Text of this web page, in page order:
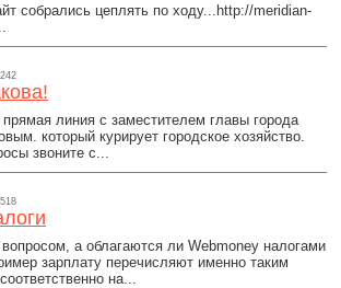
собрались цеплять по ходу...http://meridian-
прямая линия с заместителем главы города
который курирует городское хозяйство.
звоните с...
а облагаются ли Webmoney налогами
зарплату перечисляют именно таким
на...